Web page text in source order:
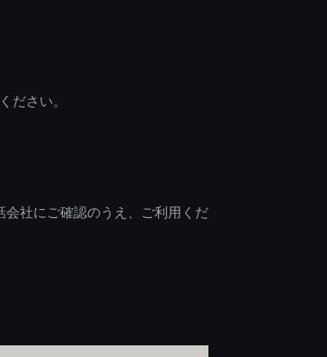
ださい。
会社にご確認のうえ、ご利用くだ